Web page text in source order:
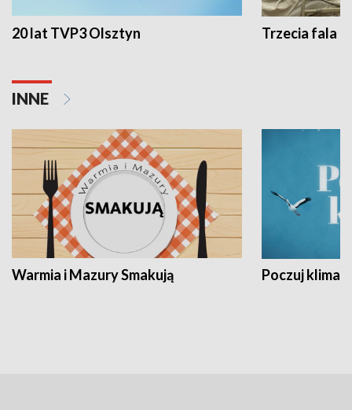
20 lat TVP3 Olsztyn Trzecia fala -
INNE
Warmia i Mazury Smakują Poczuj klimat